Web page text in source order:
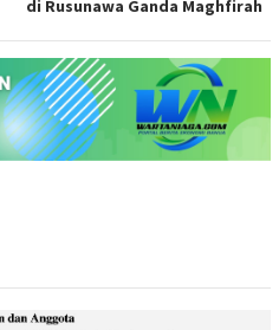
di Rusunawa Ganda Maghfirah